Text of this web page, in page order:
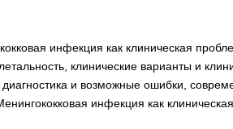
инфекция как клиническая
клинические варианты и
и возможные ошибки,
инфекция как